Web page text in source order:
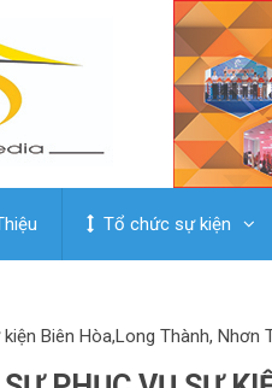
Tổ chức sự kiện
Biên Hòa,Long Thành,